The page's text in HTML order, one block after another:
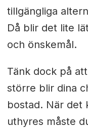
tillgängliga
Då blir det lite
och önskemål.
Tänk dock på
större blir dina
bostad. När det
uthyres måste